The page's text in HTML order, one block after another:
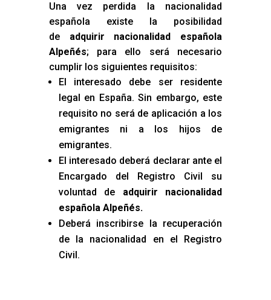
Una vez perdida la nacionalidad
española existe la posibilidad
de adquirir nacionalidad española
Alpeñés; para ello será necesario
cumplir los siguientes requisitos:
El interesado debe ser residente
legal en España. Sin embargo, este
requisito no será de aplicación a los
emigrantes ni a los hijos de
emigrantes.
El interesado deberá declarar ante el
Encargado del Registro Civil su
voluntad de adquirir nacionalidad
española Alpeñés.
Deberá inscribirse la recuperación
de la nacionalidad en el Registro
Civil.